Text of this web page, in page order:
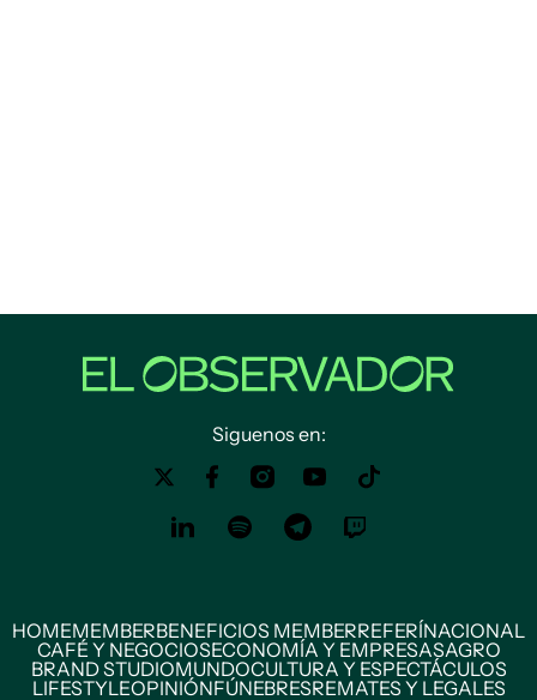
Siguenos en:
HOMEMEMBERBENEFICIOS MEMBERREFERÍNACIONAL
CAFÉ Y NEGOCIOSECONOMÍA Y EMPRESASAGRO
BRAND STUDIOMUNDOCULTURA Y ESPECTÁCULOS
LIFESTYLEOPINIÓNFÚNEBRESREMATES Y LEGALES